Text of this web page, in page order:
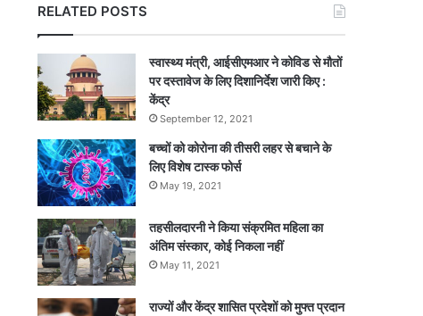
RELATED POSTS
स्वास्थ्य मंत्री, आईसीएमआर ने कोविड से मौतों
पर दस्तावेज के लिए दिशानिर्देश जारी किए :
केंद्र
September 12, 2021
बच्चों को कोरोना की तीसरी लहर से बचाने के
लिए विशेष टास्क फोर्स
May 19, 2021
तहसीलदारनी ने किया संक्रमित महिला का
अंतिम संस्कार, कोई निकला नहीं
May 11, 2021
राज्यों और केंद्र शासित प्रदेशों को मुफ्त प्रदान